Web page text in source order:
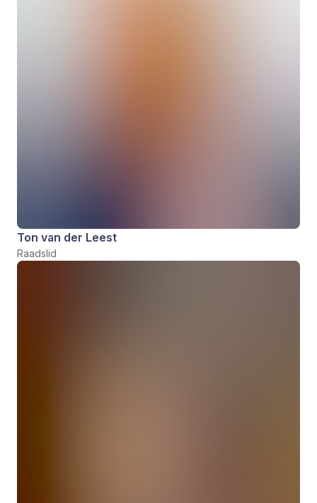
Ton van der Leest
Raadslid